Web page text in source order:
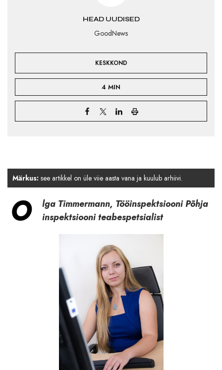
HEAD UUDISED
GoodNews
KESKKOND
4 MIN
Märkus: see artikkel on üle viie aasta vana ja kuulub arhiivi.
O
lga Timmermann, Tööinspektsiooni Põhja
inspektsiooni teabespetsialist